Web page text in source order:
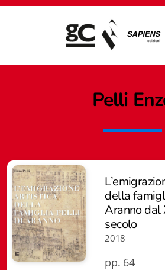
Pelli
della
Aranno dal
secolo
2018
pp. 64
Giampiero Casagrande editore